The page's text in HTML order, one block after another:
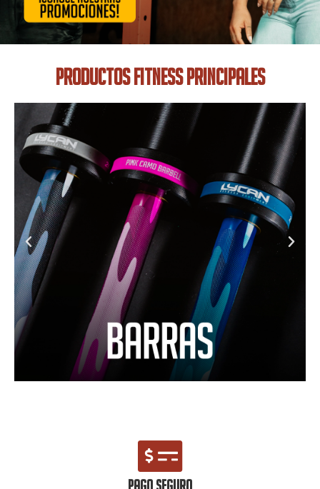
PRODUCTOS FITNESS PRINCIPALES